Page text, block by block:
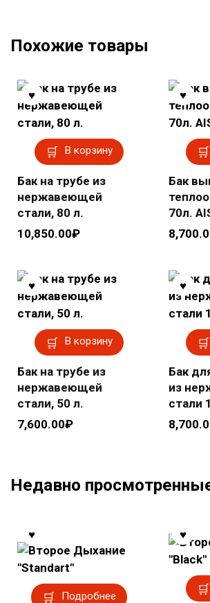
Похожие товары
В корзину
Бак на трубе из
нержавеющей
стали, 80 л.
10,850.00₽
Бак
70л.
В корзину
Бак на трубе из
нержавеющей
стали, 50 л.
7,600.00₽
Бак
из
стали
Недавно
Подробнее